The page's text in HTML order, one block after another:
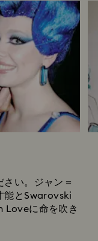
い。ジャン＝
能とSwarovski
Loveに命を吹き